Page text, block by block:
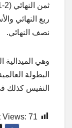
نصف النهائي.
وهي الميدالية
البطولة
النفيس كذلك في
Views: 71